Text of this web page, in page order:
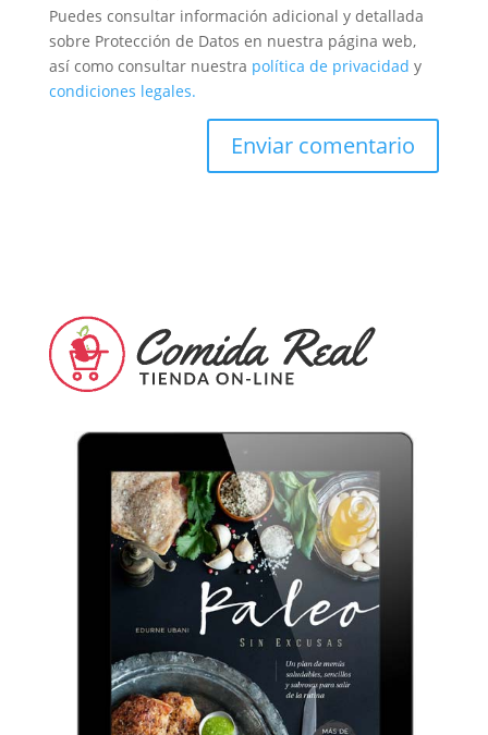
Puedes consultar información adicional y detallada
sobre Protección de Datos en nuestra página web,
así como consultar nuestra política de privacidad y
condiciones legales.